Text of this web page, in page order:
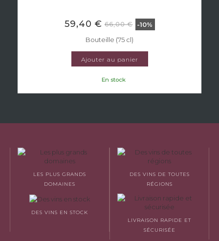
59,40 € 66,00 € -10%
Bouteille (75 cl)
Ajouter au panier
En stock
LES PLUS GRANDS
DOMAINES
DES VINS DE TOUTES
RÉGIONS
DES VINS EN STOCK
LIVRAISON RAPIDE ET
SÉCURISÉE